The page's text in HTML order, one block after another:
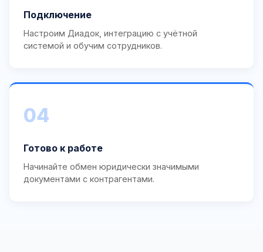
Подключение
Настроим Диадок, интеграцию с учётной
системой и обучим сотрудников.
04
Готово к работе
Начинайте обмен юридически значимыми
документами с контрагентами.